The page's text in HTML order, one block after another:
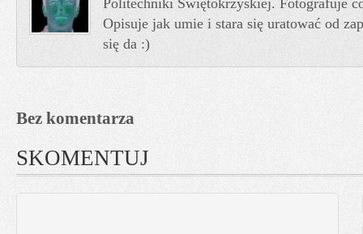
Politechniki Świętokrzyskiej. Fotografuje
Opisuje jak umie i stara się uratować od
się da :)
Bez komentarza
SKOMENTUJ